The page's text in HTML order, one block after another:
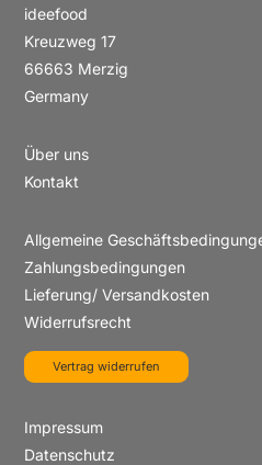
ideefood
Kreuzweg 17
66663 Merzig
Germany
Über uns
Kontakt
Allgemeine
Zahlungsbedingungen
Lieferung/ Versandkosten
Widerrufsrecht
Vertrag widerrufen
Impressum
Datenschutz